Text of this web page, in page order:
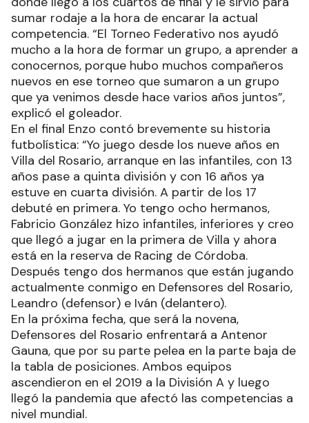
sumar rodaje a la hora de encarar la actual
competencia. “El Torneo Federativo nos ayudó
mucho a la hora de formar un grupo, a aprender a
conocernos, porque hubo muchos compañeros
nuevos en ese torneo que sumaron a un grupo
que ya venimos desde hace varios años juntos”,
explicó el goleador.
En el final Enzo contó brevemente su historia
futbolística: “Yo juego desde los nueve años en
Villa del Rosario, arranque en las infantiles, con 13
años pase a quinta división y con 16 años ya
estuve en cuarta división. A partir de los 17
debuté en primera. Yo tengo ocho hermanos,
Fabricio González hizo infantiles, inferiores y creo
que llegó a jugar en la primera de Villa y ahora
está en la reserva de Racing de Córdoba.
Después tengo dos hermanos que están jugando
actualmente conmigo en Defensores del Rosario,
Leandro (defensor) e Iván (delantero).
En la próxima fecha, que será la novena,
Defensores del Rosario enfrentará a Antenor
Gauna, que por su parte pelea en la parte baja de
la tabla de posiciones. Ambos equipos
ascendieron en el 2019 a la División A y luego
llegó la pandemia que afectó las competencias a
nivel mundial.